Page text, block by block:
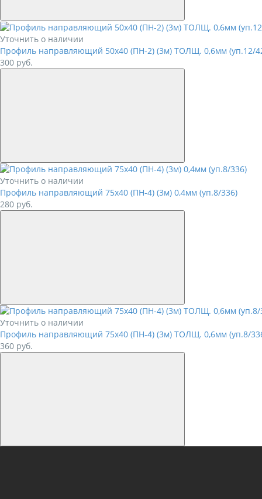
Уточнить о наличии
Профиль направляющий 50х40 (ПН-2) (3м) ТОЛЩ. 0,6мм (уп.12/
300 руб.
Уточнить о наличии
Профиль направляющий 75х40 (ПН-4) (3м) 0,4мм (уп.8/336)
280 руб.
Уточнить о наличии
Профиль направляющий 75х40 (ПН-4) (3м) ТОЛЩ. 0,6мм (уп.8/
360 руб.